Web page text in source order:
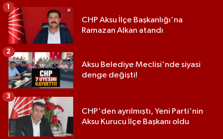
CHP Aksu İlçe Başkanlığı'na
Ramazan Alkan atandı
1
Aksu Belediye Meclisi'nde siyasi
denge değişti!
2
CHP'den ayrılmıştı, Yeni Parti'nin
Aksu Kurucu İlçe Başkanı oldu
3